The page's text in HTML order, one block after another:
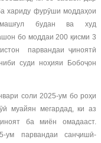
хариду фурӯши моддаҳои
машғул будан ва худ
бо моддаи 200 қисми 3
парвандаи ҷиноятӣ
суди ноҳияи Бобоҷон
соли 2025-ум бо роҳи
муайян мегардад, ки аз
ба миён омадааст.
ум парвандаи санҷишӣ-